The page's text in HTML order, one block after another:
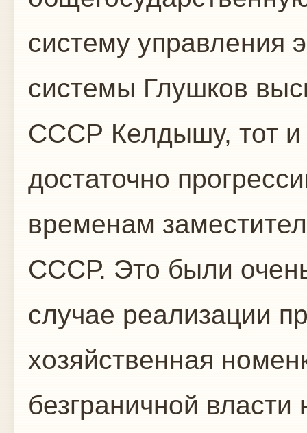
систему управления
системы Глушков
СССР Келдышу, тот и
достаточно
временам
СССР. Это были
случае реализации
хозяйственная
безграничной